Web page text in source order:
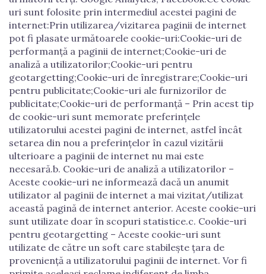
uri sunt folosite prin intermediul acestei pagini de
internet:Prin utilizarea/vizitarea paginii de internet
pot fi plasate următoarele cookie-uri:Cookie-uri de
performanță a paginii de internet;Cookie-uri de
analiză a utilizatorilor;Cookie-uri pentru
geotargetting;Cookie-uri de înregistrare;Cookie-uri
pentru publicitate;Cookie-uri ale furnizorilor de
publicitate;Cookie-uri de performanță – Prin acest tip
de cookie-uri sunt memorate preferințele
utilizatorului acestei pagini de internet, astfel încât
setarea din nou a preferințelor în cazul vizitării
ulterioare a paginii de internet nu mai este
necesară.b. Cookie-uri de analiză a utilizatorilor –
Aceste cookie-uri ne informează dacă un anumit
utilizator al paginii de internet a mai vizitat/utilizat
această pagină de internet anterior. Aceste cookie-uri
sunt utilizate doar în scopuri statistice.c. Cookie-uri
pentru geotargetting – Aceste cookie-uri sunt
utilizate de către un soft care stabilește țara de
proveniență a utilizatorului paginii de internet. Vor fi